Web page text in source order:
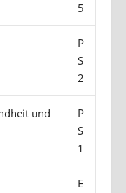
5
P
S
2
und
P
S
1
E